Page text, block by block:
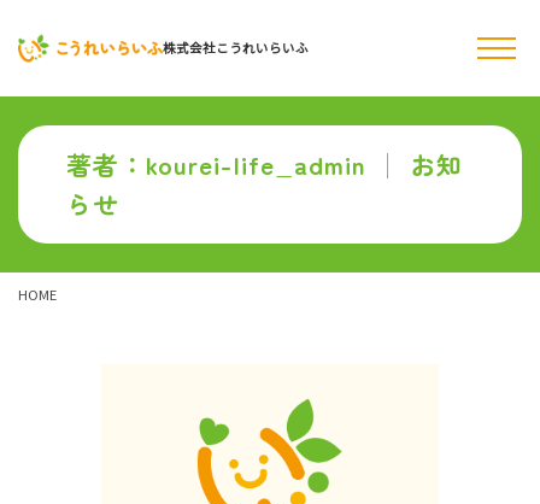
株式会社こうれいらいふ
著者：kourei-life_admin │ お知
らせ
HOME